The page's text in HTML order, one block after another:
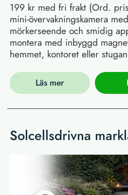
199 kr med fri frakt (Ord.
mini-övervakningskamera
mörkerseende och smidig
montera med inbyggd
hemmet, kontoret eller
Läs mer
Solcellsdrivna